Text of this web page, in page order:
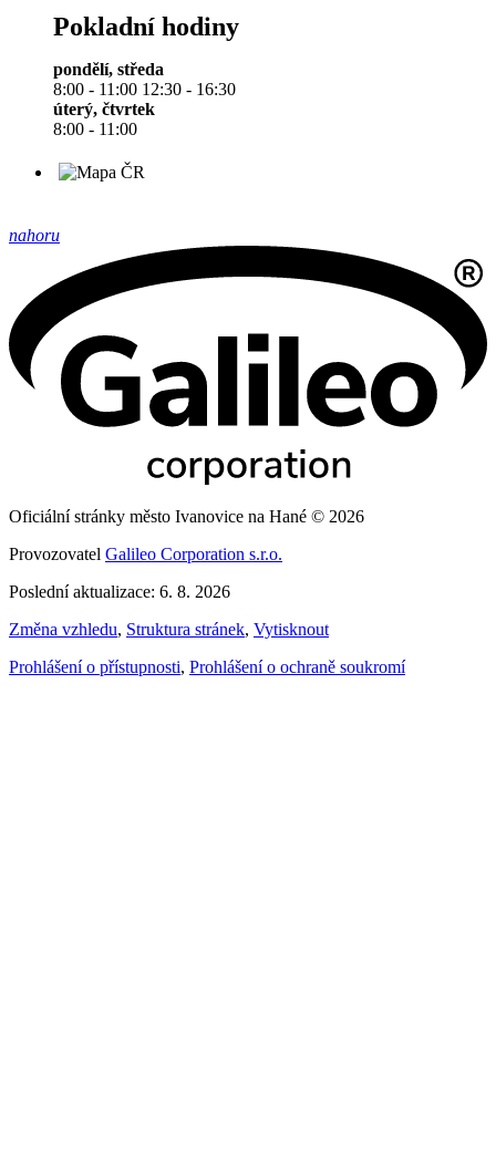
Pokladní hodiny
pondělí, středa
8:00 - 11:00 12:30 - 16:30
úterý, čtvrtek
8:00 - 11:00
nahoru
Oficiální stránky město Ivanovice na Hané © 2026
Provozovatel Galileo Corporation s.r.o.
Poslední aktualizace: 6. 8. 2026
Změna vzhledu, Struktura stránek, Vytisknout
Prohlášení o přístupnosti, Prohlášení o ochraně soukromí